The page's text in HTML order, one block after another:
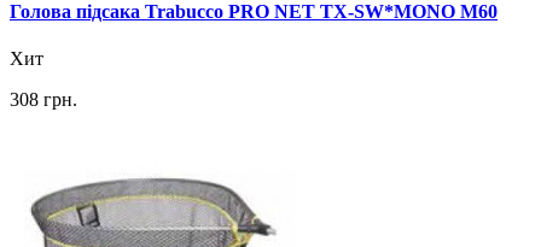
Голова підсака Trabucco PRO NET TX-SW*MONO M60
Хит
308 грн.